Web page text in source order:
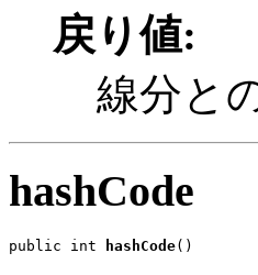
戻り値:
線分と
hashCode
public int hashCode()